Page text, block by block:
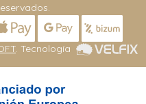
. Tecnología